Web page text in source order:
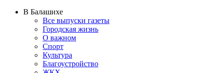
В Балашихе
Все выпуски газеты
Городская жизнь
О важном
Спорт
Культура
Благоустройство